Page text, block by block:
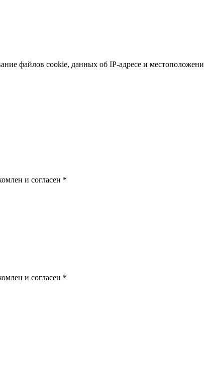
файлов cookie, данных об IP-адресе и
и согласен *
и согласен *